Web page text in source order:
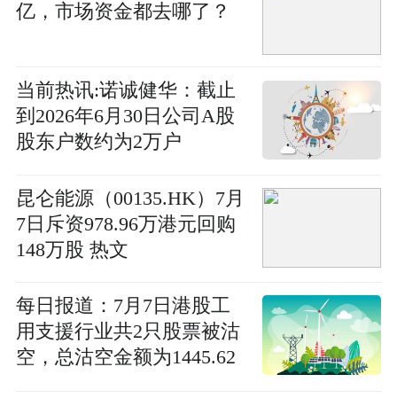
亿，市场资金都去哪了？
当前热讯:诺诚健华：截止
到2026年6月30日公司A股
股东户数约为2万户
昆仑能源（00135.HK）7月
7日斥资978.96万港元回购
148万股 热文
每日报道：7月7日港股工
用支援行业共2只股票被沽
空，总沽空金额为1445.62